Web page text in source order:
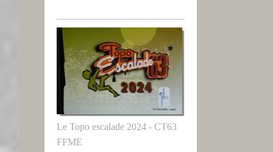
Le Topo escalade 2024 - CT63
FFME